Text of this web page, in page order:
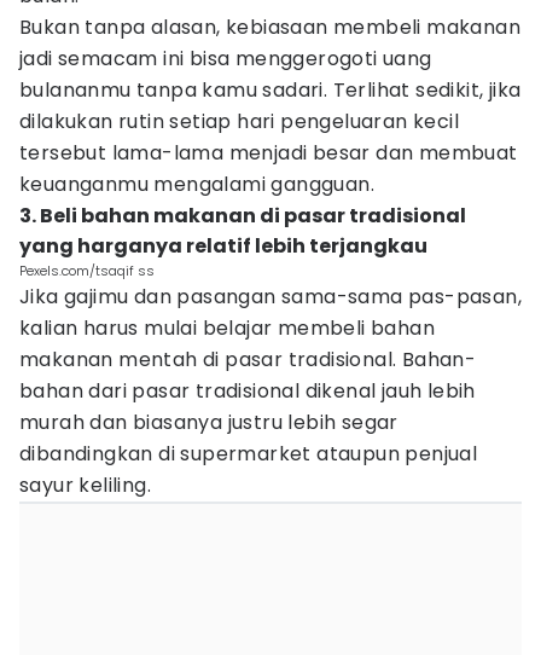
Bukan tanpa alasan, kebiasaan membeli makanan
jadi semacam ini bisa menggerogoti uang
bulananmu tanpa kamu sadari. Terlihat sedikit, jika
dilakukan rutin setiap hari pengeluaran kecil
tersebut lama-lama menjadi besar dan membuat
keuanganmu mengalami gangguan.
3. Beli bahan makanan di pasar tradisional
yang harganya relatif lebih terjangkau
Pexels.com/tsaqif ss
Jika gajimu dan pasangan sama-sama pas-pasan,
kalian harus mulai belajar membeli bahan
makanan mentah di pasar tradisional. Bahan-
bahan dari pasar tradisional dikenal jauh lebih
murah dan biasanya justru lebih segar
dibandingkan di supermarket ataupun penjual
sayur keliling.